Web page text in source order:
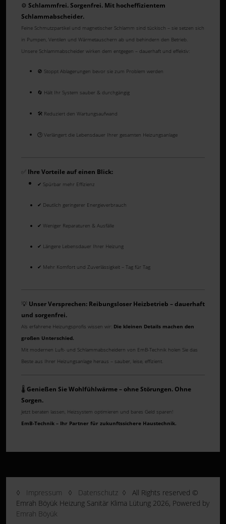
⚙️ Schlammfrei. Sorgenfrei. Mit hocheffizientem
Schlammabscheider.
Feine Schmutzpartikel und magnetischer Schlamm sind tückisch – sie setzen sich
in Pumpen, Ventilen und Wärmetauschern ab und behindern den Betrieb.
Unsere Schlammabscheider wirken dem entgegen – dauerhaft und effektiv:
🚫 Stoppt Ablagerungen bevor sie zum Problem werden
🔄 Hält Ihr System sauber & durchgängig
🛠️ Reduziert den Wartungsaufwand
🕒 Verlängert die Lebensdauer Ihrer gesamten Heizungsanlage
✅ Ihre Vorteile auf einen Blick:
✔ Spürbar mehr Effizienz
✔ Deutlich geringerer Energieverbrauch
✔ Weniger Reparaturen & Ausfälle
✔ Längere Lebensdauer Ihrer Heizung
✔ Mehr Komfort und Zuverlässigkeit – Tag für Tag
💡 Unser Versprechen: Reibungsloser Heizbetrieb – dauerhaft
und sorgenfrei.
Als erfahrene Heizungsprofis wissen wir: Die kleinen Details machen den
großen Unterschied.
Mit modernen Luft- und Schlammabscheidern von EmB-Technik holen Sie das
Beste aus Ihrer Heizungsanlage heraus – sauber, leise, effizient.
🌡️ Genießen Sie Wohlfühlwärme – ohne Störungen. Ohne
Sorgen.
Jetzt beraten lassen, Heizsystem optimieren und bares Geld sparen!
EmB-Technik – Ihr Partner für zukunftssichere Haustechnik.
◊ Impressum ◊ Datenschutz ◊ All Rights reserved ©
Emrah Böyük Heizung Sanitär Klima Lütung 2026, Powered by
Emrah Böyük